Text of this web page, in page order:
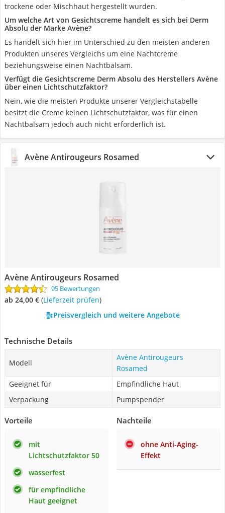
trockene oder Mischhaut hergestellt wurden.
Um welche Art von Gesichtscreme handelt es sich bei Derm
Absolu der Marke Avène?
Es handelt sich hier im Unterschied zu den meisten anderen
Produkten unseres Vergleichs um eine Nachtcreme
beziehungsweise einen Nachtbalsam.
Verfügt die Gesichtscreme Derm Absolu des Herstellers Avène
über einen Lichtschutzfaktor?
Nein, wie die meisten Produkte unserer Vergleichstabelle
besitzt die Creme keinen Lichtschutzfaktor, was für einen
Nachtbalsam jedoch auch nicht erforderlich ist.
Avène Antirougeurs Rosamed
Avène Antirougeurs Rosamed
95 Bewertungen
ab 24,00 € (Lieferzeit prüfen)
Preisvergleich und weitere Angebote
Technische Details
Modell
Avène Antirougeurs
Rosamed
Geeignet für
Empfindliche Haut
Verpackung
Pumpspender
Vorteile
mit
Lichtschutzfaktor 50
wasserfest
für empfindliche
Haut geeignet
Nachteile
ohne Anti-Aging-
Effekt